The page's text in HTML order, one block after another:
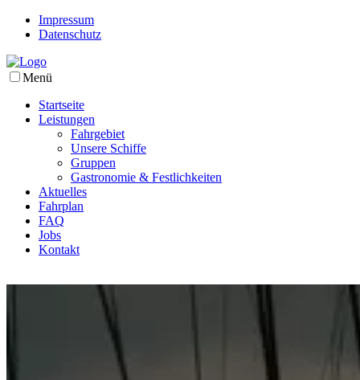
Impressum
Datenschutz
Menü
Startseite
Leistungen
Fahrgebiet
Unsere Schiffe
Gruppen
Gastronomie & Festlichkeiten
Aktuelles
Fahrplan
FAQ
Jobs
Kontakt